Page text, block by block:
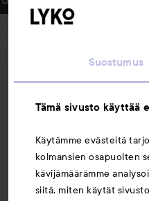
Suostumus
Tämä sivusto käyttää
Käytämme evästeitä
kolmansien osapuolten
kävijämäärämme
siitä, miten käytät